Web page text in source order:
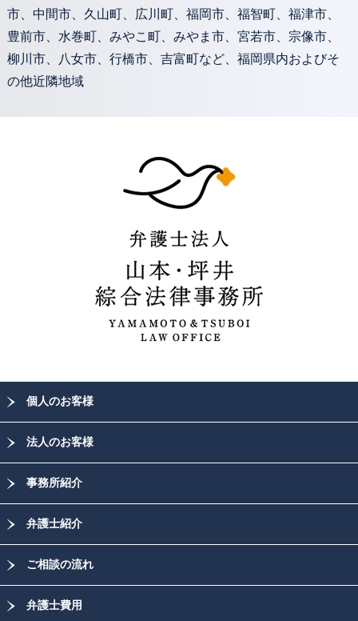
市、中間市、久山町、広川町、福岡市、福智町、福津市、
豊前市、水巻町、みやこ町、みやま市、宮若市、宗像市、
柳川市、八女市、行橋市、吉富町など、福岡県内およびそ
の他近隣地域
個人のお客様
法人のお客様
事務所紹介
弁護士紹介
ご相談の流れ
弁護士費用